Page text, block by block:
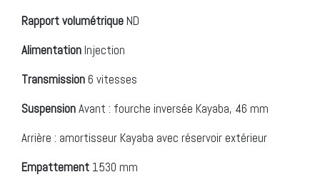
Rapport volumétrique ND
Alimentation Injection
Transmission 6 vitesses
SuspensionAvant : fourche inversée Kayaba, 46 mm
Arrière : amortisseur Kayaba avec réservoir extérieur
Empattement 1530 mm